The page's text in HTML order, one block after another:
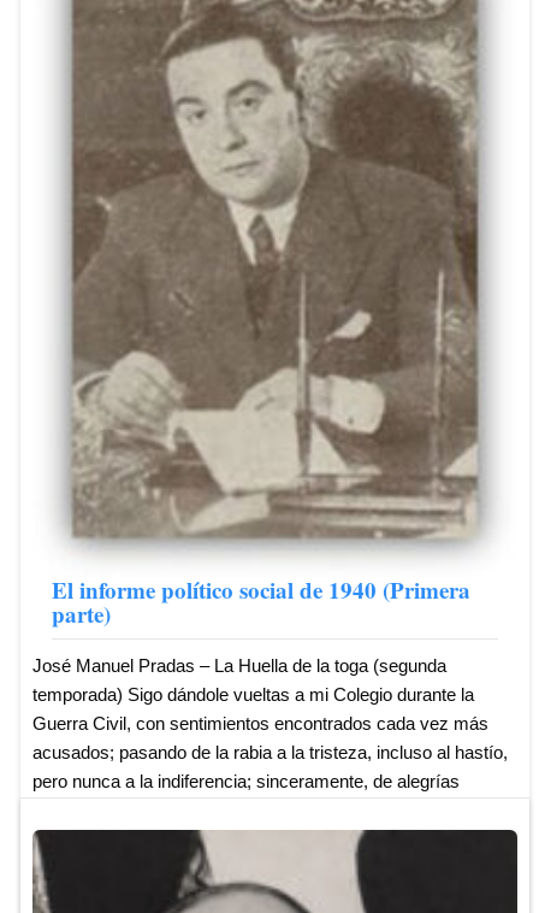
El informe político social de 1940 (Primera
parte)
José Manuel Pradas – La Huella de la toga (segunda
temporada) Sigo dándole vueltas a mi Colegio durante la
Guerra Civil, con sentimientos encontrados cada vez más
acusados; pasando de la rabia a la tristeza, incluso al hastío,
pero nunca a la indiferencia; sinceramente, de alegrías
escrito -al menos que yo sepa- una historia del Colegio
basada en los hechos acaecidos en la década de los treinta.
Existe algún libro que trata el tema, pero yo diría que, de